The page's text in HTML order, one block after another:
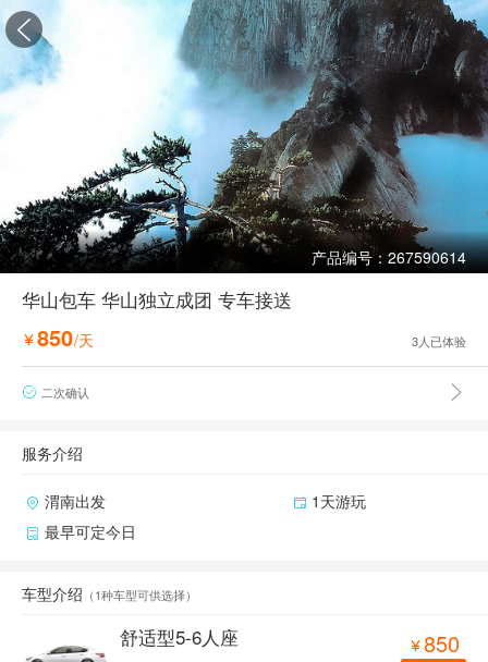

产品编号：267590614
华山包车 华山独立成团 专车接送
 850/天 3人已体验
 二次确认 
服务介绍
渭南出发
1天游玩
最早可定今日
车型介绍 （1种车型可供选择）
舒适型5-6人座  850